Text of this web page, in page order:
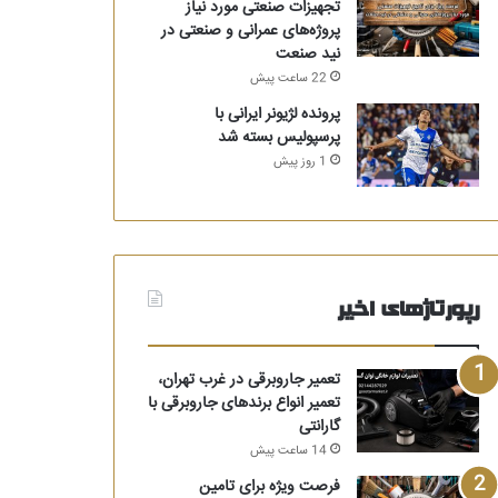
تجهیزات صنعتی مورد نیاز
پروژه‌های عمرانی و صنعتی در
نید صنعت
22 ساعت پیش
پرونده لژیونر ایرانی با
پرسپولیس بسته شد
1 روز پیش
رپورتاژهای اخیر
تعمیر جاروبرقی در غرب تهران،
تعمیر انواع برندهای جاروبرقی با
گارانتی
14 ساعت پیش
فرصت ویژه برای تامین